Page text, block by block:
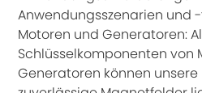
Anwendungsszenarien und
Motoren und Generatoren:
Schlüsselkomponenten von
Generatoren können